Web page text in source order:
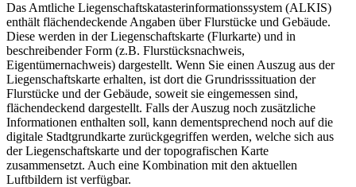
Das Amtliche Liegenschaftskatasterinformationssystem (ALKIS)
enthält flächendeckende Angaben über Flurstücke und Gebäude.
Diese werden in der Liegenschaftskarte (Flurkarte) und in
beschreibender Form (z.B. Flurstücksnachweis,
Eigentümernachweis) dargestellt. Wenn Sie einen Auszug aus der
Liegenschaftskarte erhalten, ist dort die Grundrisssituation der
Flurstücke und der Gebäude, soweit sie eingemessen sind,
flächendeckend dargestellt. Falls der Auszug noch zusätzliche
Informationen enthalten soll, kann dementsprechend noch auf die
digitale Stadtgrundkarte zurückgegriffen werden, welche sich aus
der Liegenschaftskarte und der topografischen Karte
zusammensetzt. Auch eine Kombination mit den aktuellen
Luftbildern ist verfügbar.